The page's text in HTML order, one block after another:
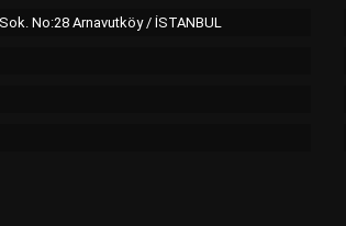
No:28 Arnavutköy / İSTANBUL